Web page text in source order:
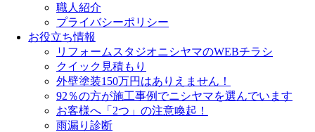
職人紹介
プライバシーポリシー
お役立ち情報
リフォームスタジオニシヤマのWEBチラシ
クイック見積もり
外壁塗装150万円はありえません！
92％の方が施工事例でニシヤマを選んでいます
お客様へ「2つ」の注意喚起！
雨漏り診断